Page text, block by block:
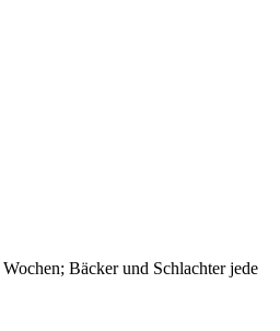
Bäcker und Schlachter jede